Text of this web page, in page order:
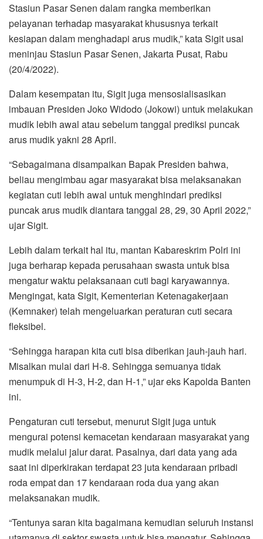
Stasiun Pasar Senen dalam rangka memberikan
pelayanan terhadap masyarakat khususnya terkait
kesiapan dalam menghadapi arus mudik,” kata Sigit usai
meninjau Stasiun Pasar Senen, Jakarta Pusat, Rabu
(20/4/2022).
Dalam kesempatan itu, Sigit juga mensosialisasikan
imbauan Presiden Joko Widodo (Jokowi) untuk melakukan
mudik lebih awal atau sebelum tanggal prediksi puncak
arus mudik yakni 28 April.
“Sebagaimana disampaikan Bapak Presiden bahwa,
beliau mengimbau agar masyarakat bisa melaksanakan
kegiatan cuti lebih awal untuk menghindari prediksi
puncak arus mudik diantara tanggal 28, 29, 30 April 2022,”
ujar Sigit.
Lebih dalam terkait hal itu, mantan Kabareskrim Polri ini
juga berharap kepada perusahaan swasta untuk bisa
mengatur waktu pelaksanaan cuti bagi karyawannya.
Mengingat, kata Sigit, Kementerian Ketenagakerjaan
(Kemnaker) telah mengeluarkan peraturan cuti secara
fleksibel.
“Sehingga harapan kita cuti bisa diberikan jauh-jauh hari.
Misalkan mulai dari H-8. Sehingga semuanya tidak
menumpuk di H-3, H-2, dan H-1,” ujar eks Kapolda Banten
ini.
Pengaturan cuti tersebut, menurut Sigit juga untuk
mengurai potensi kemacetan kendaraan masyarakat yang
mudik melalui jalur darat. Pasalnya, dari data yang ada
saat ini diperkirakan terdapat 23 juta kendaraan pribadi
roda empat dan 17 kendaraan roda dua yang akan
melaksanakan mudik.
“Tentunya saran kita bagaimana kemudian seluruh instansi